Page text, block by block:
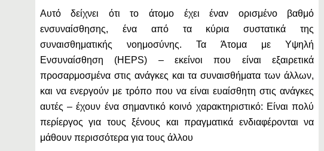
Αυτό δείχνει ότι το άτομο έχει έναν ορισμένο βαθμό
ενσυναίσθησης, ένα από τα κύρια συστατικά της
συναισθηματικής νοημοσύνης. Τα Άτομα με Υψηλή
Ενσυναίσθηση (HEPS) – εκείνοι που είναι εξαιρετικά
προσαρμοσμένα στις ανάγκες και τα συναισθήματα των άλλων,
και να ενεργούν με τρόπο που να είναι ευαίσθητη στις ανάγκες
αυτές – έχουν ένα σημαντικό κοινό χαρακτηριστικό: Είναι πολύ
περίεργος για τους ξένους και πραγματικά ενδιαφέρονται να
μάθουν περισσότερα για τους άλλου